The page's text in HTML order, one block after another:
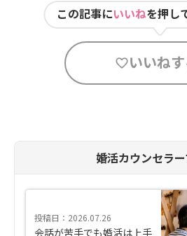
この記事にいいねを押し
いいね
婚活カウンセラ
投稿日：2026.07.26
会話が苦手でも婚活は上手